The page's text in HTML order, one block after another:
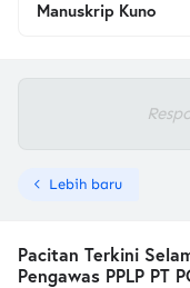
Manuskrip Kuno
Lebih baru
Pacitan Terkini
Pengawas PPLP PT